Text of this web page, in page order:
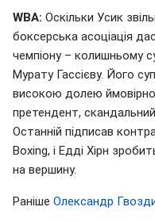
WBA: Оскільки Усик
боксерська асоціація
чемпіону – колишньому
Мурату Гассієву. Його
високою долею
претендент,
Останній підписав
Boxing, і Едді Хірн
на вершину.
Раніше Олександр